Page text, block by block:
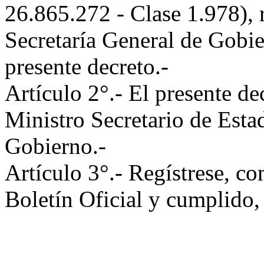
26.865.272 - Clase 1.978),
Secretaría General de
presente decreto.-
Artículo 2°.- El presente
Ministro Secretario de
Gobierno.-
Artículo 3°.- Regístrese,
Boletín Oficial y